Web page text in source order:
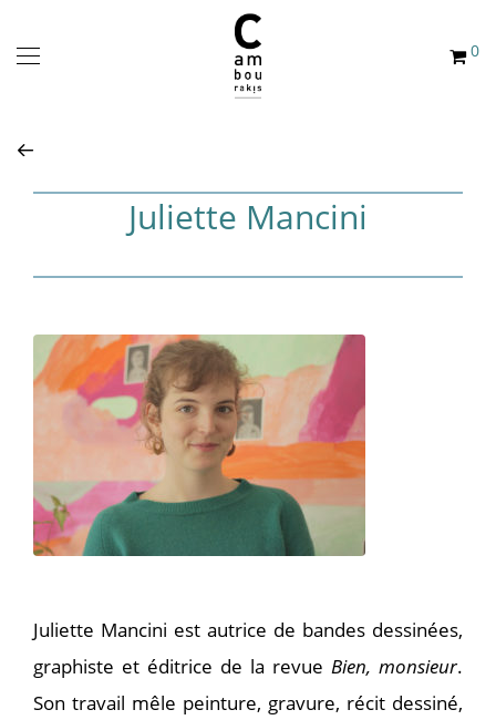
0
Juliette Mancini
Juliette Mancini est autrice de bandes dessinées,
graphiste et éditrice de la revue Bien, monsieur.
Son travail mêle peinture, gravure, récit dessiné,